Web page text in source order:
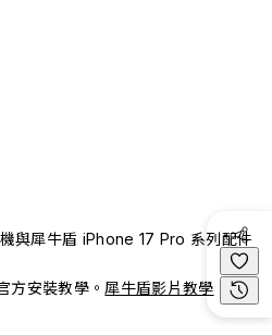
與犀牛盾 iPhone 17 Pro 系列配件
方安裝教學。 犀牛盾影片教學